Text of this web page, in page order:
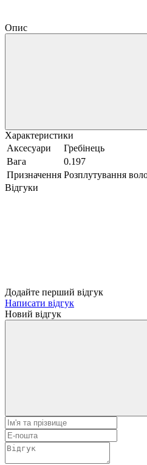
Опис
Характеристики
Аксесуари
Гребінець
Вага
0.197
Призначення Розплутування
Відгуки
Додайте перший відгук
Написати відгук
Новий відгук